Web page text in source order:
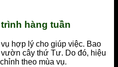
hàng tuần
hợp lý cho giúp việc. Bao
cây thứ Tư. Do đó, hiệu
theo mùa vụ.